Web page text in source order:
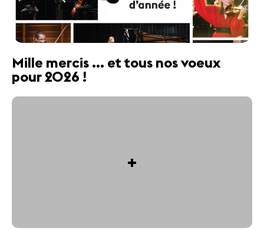
Mille mercis ... et tous nos voeux
pour 2026 !
+